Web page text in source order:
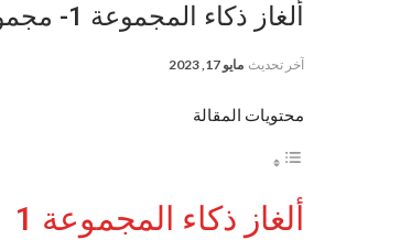
ألغاز ذكاء المجموعة 1- مجموعة من الألغاز الشيقة والمسلية
آخر تحديث مايو 17, 2023
محتويات المقالة
ألغاز ذكاء المجموعة 1